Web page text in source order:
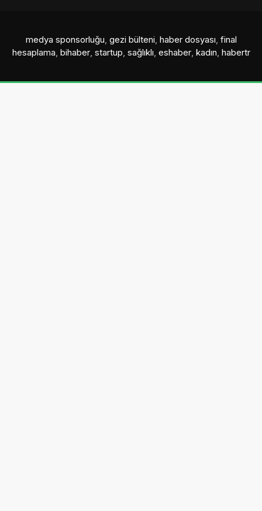
medya sponsorluğu, gezi bülteni, haber dosyası, final
hesaplama, bihaber, startup, sağlıklı, eshaber, kadın, habertr